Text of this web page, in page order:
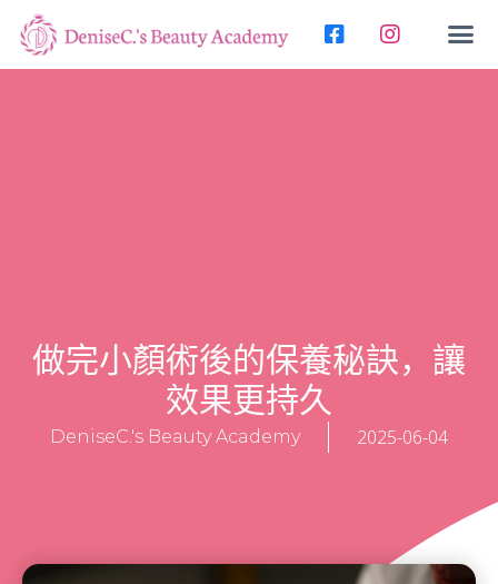
做完小顏術後的保養秘訣，讓
效果更持久
DeniseC.'s Beauty Academy 2025-06-04